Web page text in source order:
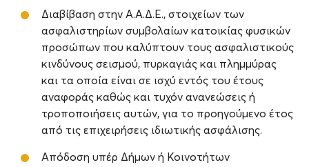
Διαβίβαση στην Α.Α.Δ.Ε., στοιχείων των
ασφαλιστηρίων συμβολαίων κατοικίας φυσικών
προσώπων που καλύπτουν τους ασφαλιστικούς
κινδύνους σεισμού, πυρκαγιάς και πλημμύρας
και τα οποία είναι σε ισχύ εντός του έτους
αναφοράς καθώς και τυχόν ανανεώσεις ή
τροποποιήσεις αυτών, για το προηγούμενο έτος
από τις επιχειρήσεις ιδιωτικής ασφάλισης.
Απόδοση υπέρ Δήμων ή Κοινοτήτων